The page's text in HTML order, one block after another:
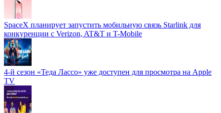
SpaceX планирует запустить мобильную связь Starlink для
конкуренции с Verizon, AT&T и T-Mobile
4-й сезон «Теда Лассо» уже доступен для просмотра на Apple
TV